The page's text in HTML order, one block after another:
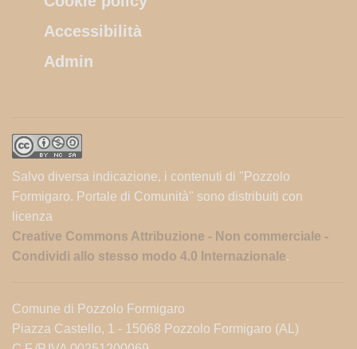
Accessibilità
Admin
Salvo diversa indicazione, i contenuti di "Pozzolo
Formigaro. Portale di Comunità" sono distribuiti con
licenza
Creative Commons Attribuzione - Non commerciale -
Condividi allo stesso modo 4.0 Internazionale.
Comune di Pozzolo Formigaro
Piazza Castello, 1 - 15068 Pozzolo Formigaro (AL)